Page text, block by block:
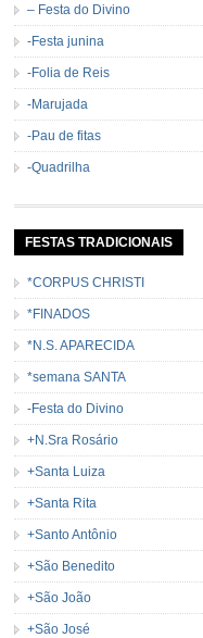
– Festa do Divino
-Festa junina
-Folia de Reis
-Marujada
-Pau de fitas
-Quadrilha
FESTAS TRADICIONAIS
*CORPUS CHRISTI
*FINADOS
*N.S. APARECIDA
*semana SANTA
-Festa do Divino
+N.Sra Rosário
+Santa Luiza
+Santa Rita
+Santo Antônio
+São Benedito
+São João
+São José